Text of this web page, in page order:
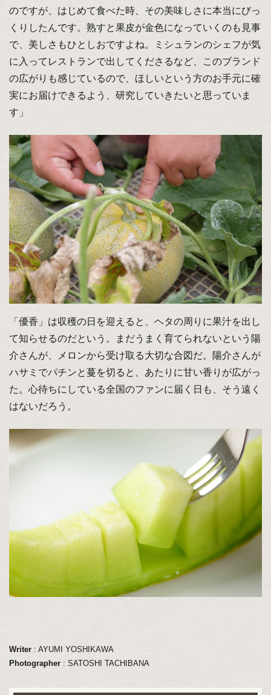
のですが、はじめて食べた時、その美味しさに本当にびっ
くりしたんです。熟すと果皮が金色になっていくのも見事
で、美しさもひとしおですよね。ミシュランのシェフが気
に入ってレストランで出してくださるなど、このブランド
の広がりも感じているので、ほしいという方のお手元に確
実にお届けできるよう、研究していきたいと思っていま
す」
「優香」は収穫の日を迎えると、ヘタの周りに果汁を出し
て知らせるのだという。まだうまく育てられないという陽
介さんが、メロンから受け取る大切な合図だ。陽介さんが
ハサミでパチンと蔓を切ると、あたりに甘い香りが広がっ
た。心待ちにしている全国のファンに届く日も、そう遠く
はないだろう。
Writer: AYUMI YOSHIKAWA
Photographer: SATOSHI TACHIBANA